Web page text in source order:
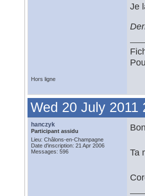
Je
Hors ligne
Wed 20 July 2011
hanczyk
Participant assidu
Lieu: Châlons-en-Champagne
Date d'inscription: 21 Apr 2006
Messages: 596
Ta